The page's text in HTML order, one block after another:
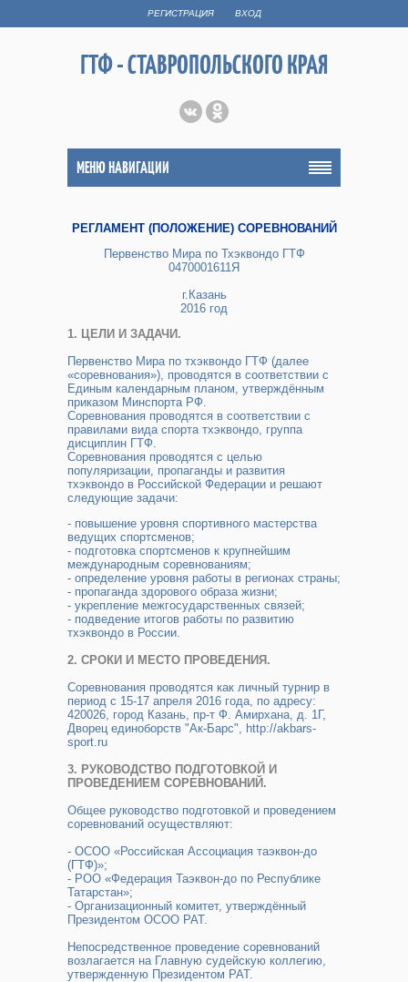
РЕГИСТРАЦИЯ ВХОД
ГТФ - СТАВРОПОЛЬСКОГО КРАЯ
МЕНЮ НАВИГАЦИИ
РЕГЛАМЕНТ (ПОЛОЖЕНИЕ) СОРЕВНОВАНИЙ
Первенство Мира по Тхэквондо ГТФ
0470001611Я
г.Казань
2016 год
1.​ ЦЕЛИ И ЗАДАЧИ.
Первенство Мира по тхэквондо ГТФ (далее
«соревнования»), проводятся в соответствии с
Единым календарным планом, утверждённым
приказом Минспорта РФ.
Соревнования проводятся в соответствии с
правилами вида спорта тхэквондо, группа
дисциплин ГТФ.
Соревнования проводятся с целью
популяризации, пропаганды и развития
тхэквондо в Российской Федерации и решают
следующие задачи:
- повышение уровня спортивного мастерства
ведущих спортсменов;
- подготовка спортсменов к крупнейшим
международным соревнованиям;
- определение уровня работы в регионах страны;
- пропаганда здорового образа жизни;
- укрепление межгосударственных связей;
- подведение итогов работы по развитию
тхэквондо в России.
2. СРОКИ И МЕСТО ПРОВЕДЕНИЯ.
Соревнования проводятся как личный турнир в
период c 15-17 апреля 2016 года, по адресу:
420026, город Казань, пр-т Ф. Амирхана, д. 1Г,
Дворец единоборств "Ак-Барс", http://akbars-
sport.ru
3. РУКОВОДСТВО ПОДГОТОВКОЙ И
ПРОВЕДЕНИЕМ СОРЕВНОВАНИЙ.
Общее руководство подготовкой и проведением
соревнований осуществляют:
- ОСОО «Российская Ассоциация таэквон-до
(ГТФ)»;
- РОО «Федерация Таэквон-до по Республике
Татарстан»;
- Организационный комитет, утверждённый
Президентом ОСОО РАТ.
Непосредственное проведение соревнований
возлагается на Главную судейскую коллегию,
утвержденную Президентом РАТ.